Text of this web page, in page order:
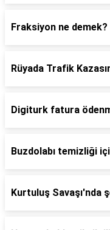
Fraksiyon ne demek?
Rüyada Trafik
Digiturk fatura
Buzdolabı temizliği
Kurtuluş Savaşı'nda